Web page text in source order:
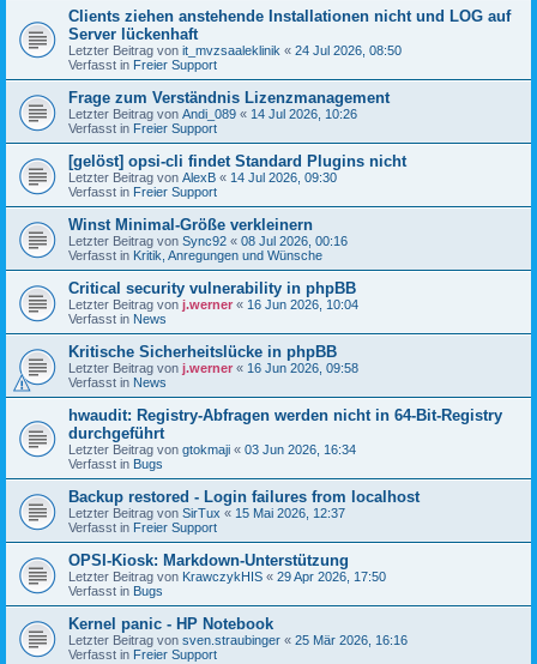
Clients ziehen anstehende Installationen nicht und LOG auf
Server lückenhaft
Letzter Beitrag von it_mvzsaaleklinik « 24 Jul 2026, 08:50
Verfasst in Freier Support
Frage zum Verständnis Lizenzmanagement
Letzter Beitrag von Andi_089 « 14 Jul 2026, 10:26
Verfasst in Freier Support
[gelöst] opsi-cli findet Standard Plugins nicht
Letzter Beitrag von AlexB « 14 Jul 2026, 09:30
Verfasst in Freier Support
Winst Minimal-Größe verkleinern
Letzter Beitrag von Sync92 « 08 Jul 2026, 00:16
Verfasst in Kritik, Anregungen und Wünsche
Critical security vulnerability in phpBB
Letzter Beitrag von j.werner « 16 Jun 2026, 10:04
Verfasst in News
Kritische Sicherheitslücke in phpBB
Letzter Beitrag von j.werner « 16 Jun 2026, 09:58
Verfasst in News
hwaudit: Registry-Abfragen werden nicht in 64-Bit-Registry
durchgeführt
Letzter Beitrag von gtokmaji « 03 Jun 2026, 16:34
Verfasst in Bugs
Backup restored - Login failures from localhost
Letzter Beitrag von SirTux « 15 Mai 2026, 12:37
Verfasst in Freier Support
OPSI-Kiosk: Markdown-Unterstützung
Letzter Beitrag von KrawczykHIS « 29 Apr 2026, 17:50
Verfasst in Bugs
Kernel panic - HP Notebook
Letzter Beitrag von sven.straubinger « 25 Mär 2026, 16:16
Verfasst in Freier Support